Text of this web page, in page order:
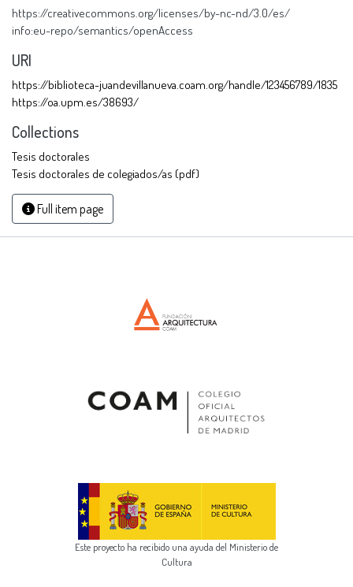
https://creativecommons.org/licenses/by-nc-nd/3.0/es/
info:eu-repo/semantics/openAccess
URI
https://biblioteca-juandevillanueva.coam.org/handle/123456789/1835
https://oa.upm.es/38693/
Collections
Tesis doctorales
Tesis doctorales de colegiados/as (pdf)
Full item page
Este proyecto ha recibido una ayuda del Ministerio de
Cultura